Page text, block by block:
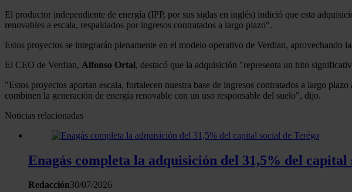
El productor independiente de energía (IPP, por sus siglas en inglés) indició que esta
renovables a escala, respaldados por ingresos contratados a largo plazo".
Estos proyectos se integrarán plenamente en el modelo operativo de Verdian, aprovechando
El CEO de Verdian, Alfonso Ortal, destacó que la adquisición "representa un hito
"Estos proyectos aportan escala, fortalecen nuestra base de ingresos contratados a largo
combinen la generación de energía renovable con un uso responsable del suelo", dijo.
Noticias relacionadas
Enagás completa la adquisición del 31,5% del capital
Redacción30/07/2026